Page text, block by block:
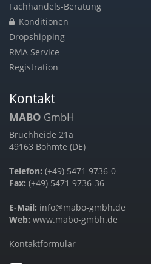
Fachhandels-Beratung
Konditionen
Dropshipping
RMA Service
Registration
Kontakt
MABO GmbH
Bruchheide 21a
49163 Bohmte (DE)
Telefon: (+49) 5471 9736-0
Fax: (+49) 5471 9736-36
E-Mail: info@mabo-gmbh.de
Web: www.mabo-gmbh.de
Kontaktformular